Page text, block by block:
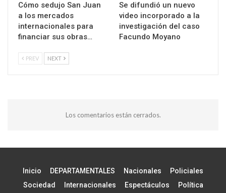
Cómo sedujo San Juan
a los mercados
internacionales para
financiar sus obras…
Se difundió un nuevo
video incorporado a la
investigación del caso
Facundo Moyano
PREV NEXT
Los comentarios están cerrados.
Inicio DEPARTAMENTALES Nacionales
Policiales
Sociedad
Internacionales Espectáculos Política